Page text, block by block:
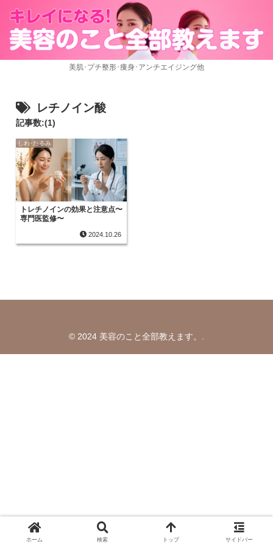
美肌･プチ整形･痩身･アンチエイジング他
レチノイン酸
記事数:(1)
しわ･たるみ
トレチノインの効果と注意点〜
専門医監修〜
2024.10.26
© 2024 美容のこと全部教えます。.
ホーム 検索 トップ サイドバー